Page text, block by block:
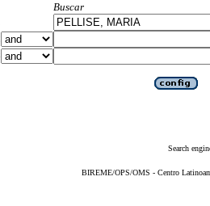
Buscar
Search
BIREME/OPS/OMS - Centro